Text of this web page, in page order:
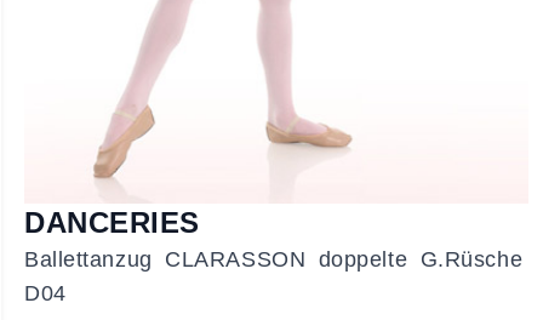
DANCERIES
Ballettanzug CLARASSON doppelte G.Rüsche
D04